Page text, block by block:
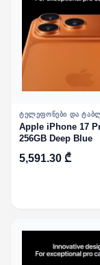
ᲢᲔᲚᲔᲤᲝᲜᲔᲑᲘ ᲓᲐ
Apple iPhone 17
256GB Deep Blue
5,591.30 ₾